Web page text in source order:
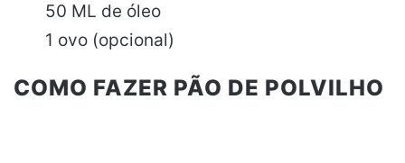
50 ML de óleo
1 ovo (opcional)
COMO FAZER PÃO DE POLVILHO